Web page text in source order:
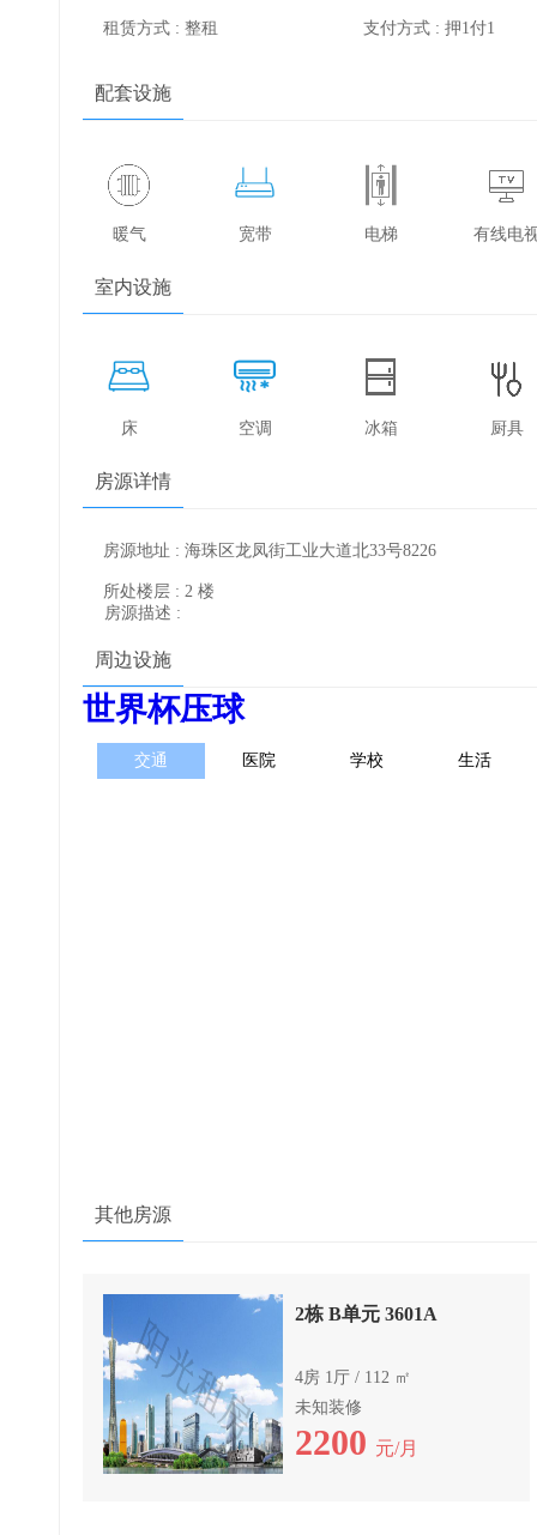
租赁方式 : 整租 支付方式 : 押1付1
配套设施
暖气 宽带 电梯 有线电
室内设施
床 空调 冰箱 厨具
房源详情
房源地址 : 海珠区龙凤街工业大道北33号8226
所处楼层 : 2 楼
房源描述 :
周边设施
其他房源
2栋 B单元 3601A
4房 1厅 / 112 ㎡
未知装修
2200 元/月